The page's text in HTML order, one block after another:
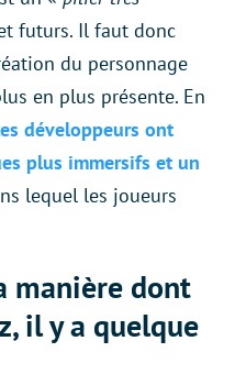
futurs. Il faut donc
du personnage
en plus présente. En
développeurs ont
plus immersifs et un
lequel les joueurs
manière dont
il y a quelque